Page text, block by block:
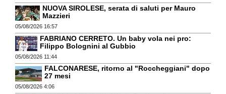
NUOVA SIROLESE, serata di saluti per Mauro
Mazzieri
05/08/2026 16:57
FABRIANO CERRETO. Un baby vola nei pro:
Filippo Bolognini al Gubbio
05/08/2026 11:44
FALCONARESE, ritorno al "Roccheggiani" dopo
27 mesi
05/08/2026 4:06